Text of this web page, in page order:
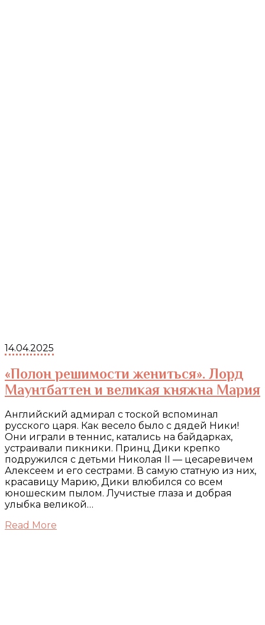
14.04.2025
«Полон решимости жениться». Лорд
Маунтбаттен и великая княжна Мария
Английский адмирал с тоской вспоминал
русского царя. Как весело было с дядей Ники!
Они играли в теннис, катались на байдарках,
устраивали пикники. Принц Дики крепко
подружился с детьми Николая II — цесаревичем
Алексеем и его сестрами. В самую статную из них,
красавицу Марию, Дики влюбился со всем
юношеским пылом. Лучистые глаза и добрая
улыбка великой…
Read More